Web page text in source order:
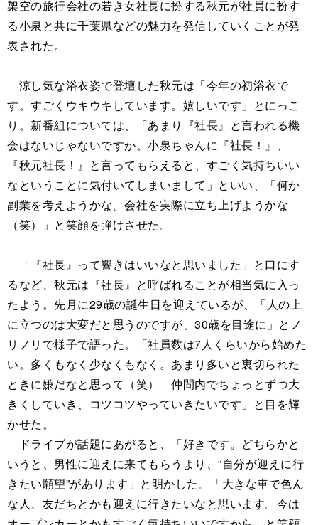
架空の旅行会社の若き女社長に扮する秋元が社員に扮す
る小泉と共に千葉県などの魅力を発信していくことが発
表された。
涼し気な浴衣姿で登壇した秋元は「今年の初浴衣で
す。すごくウキウキしています。嬉しいです」とにっこ
り。新番組については、「あまり『社長』と言われる機
会はないじゃないですか。小泉ちゃんに『社長！』、
『秋元社長！』と言ってもらえると、すごく気持ちいい
なということに気付いてしまいまして」といい、「何か
副業を考えようかな。会社を実際に立ち上げようかな
（笑）」と笑顔を弾けさせた。
「『社長』って響きはいいなと思いました」と口にす
るなど、秋元は『社長』と呼ばれることが相当気に入っ
たよう。先月に29歳の誕生日を迎えているが、「人の上
に立つのは大変だと思うのですが、30歳を目途に」とノ
リノリで様子で語った。「社員数は7人くらいから始めた
い。多くもなく少なくもなく。あまり多いと裏切られた
ときに嫌だなと思って（笑） 仲間内でちょっとずつ大
きくしていき、コツコツやっていきたいです」と目を輝
かせた。
ドライブが話題にあがると、「好きです。どちらかと
いうと、男性に迎えに来てもらうより、“自分が迎えに行
きたい願望”があります」と明かした。「大きな車で色ん
な人、友だちとかも迎えに行きたいなと思います。今は